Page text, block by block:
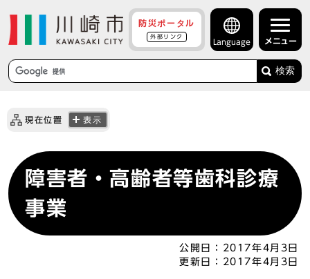
防災ポータル
外部リンク
Language メニュー
検索
現在位置 表示
障害者・高齢者等歯科診療
事業
公開日：
2017年4月3日
更新日：
2017年4月3日